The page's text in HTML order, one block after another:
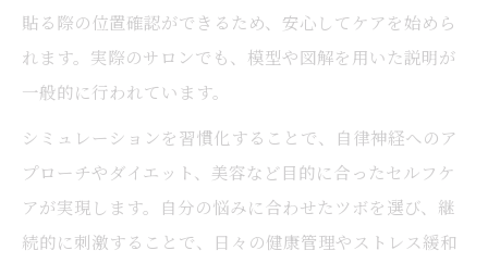
耳つぼの効果を引き出すポイントを詳しく
紹介
シミュレーション活用が耳つぼ禁止ゾーン対策
に役立つ理由
耳つぼ禁止ゾーンをシミュレーションでし
っかり確認
耳つぼシミュレーションで安全エリアを見
貼る際の位置確認ができるため、安心してケアを始めら
れます。実際のサロンでも、模型や図解を用いた説明が
一般的に行われています。
シミュレーションを習慣化することで、自律神経へのア
プローチやダイエット、美容など目的に合ったセルフケ
アが実現します。自分の悩みに合わせたツボを選び、継
続的に刺激することで、日々の健康管理やストレス緩和